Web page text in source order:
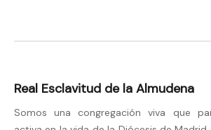
Real Esclavitud de la Almudena
Somos una congregación viva que